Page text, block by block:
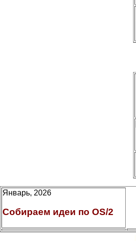
Январь, 2026
Собираем идеи по OS/2